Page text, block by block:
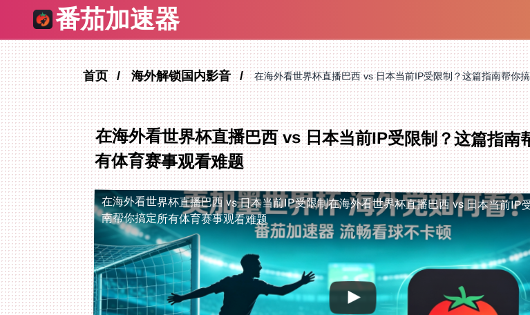
番茄加速器
首页 海外解锁国内影音 在海外看世界杯直播巴西 vs 日本当前IP受限制？这篇指南帮你
在海外看世界杯直播巴西 vs 日本当前IP受限制？这篇指南
有体育赛事观看难题
在海外看世界杯直播巴西 vs 日本当前IP受限制在海外看世界杯直播巴西 vs 日本当前IP
南帮你搞定所有体育赛事观看难题